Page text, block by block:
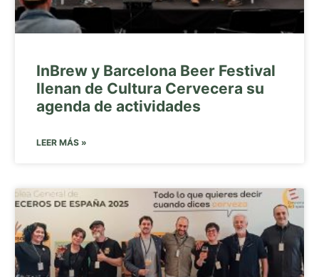
InBrew y Barcelona Beer Festival
llenan de Cultura Cervecera su
agenda de actividades
LEER MÁS »